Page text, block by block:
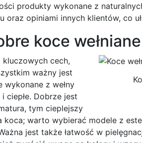
produkty wykonane z
opiniami innych klientów, co
koce wełniane
kluczowych cech,
ważny jest
z wełny
ciepłe. Dobrze jest
tym cieplejszy
warto wybierać modele z
jest także łatwość w